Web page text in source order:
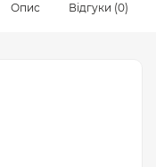
Опис Відгуки (0)